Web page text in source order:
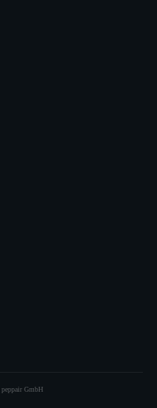
peppair GmbH